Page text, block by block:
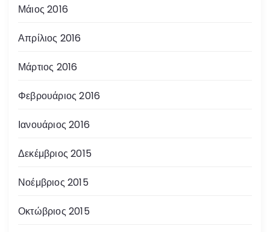
Μάιος 2016
Απρίλιος 2016
Μάρτιος 2016
Φεβρουάριος 2016
Ιανουάριος 2016
Δεκέμβριος 2015
Νοέμβριος 2015
Οκτώβριος 2015